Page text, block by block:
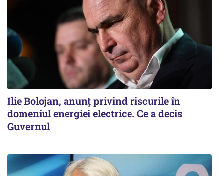
Ilie Bolojan, anunț privind riscurile în
domeniul energiei electrice. Ce a decis
Guvernul